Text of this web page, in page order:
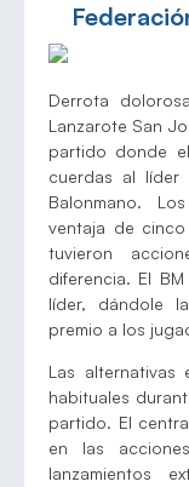
Derrota
Lanzarote San
partido donde
cuerdas al líder
Balonmano.
ventaja de
tuvieron
diferencia. El
líder, dándole
premio a los
Las
habituales
partido. El
en las
lanzamientos